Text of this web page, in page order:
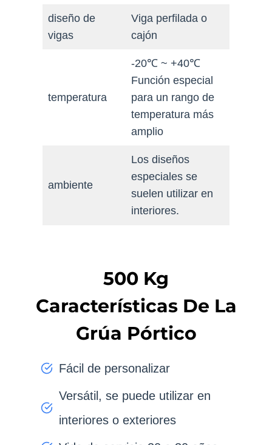
diseño de
vigas
Viga perfilada o
cajón
temperatura
-20℃ ~ +40℃
Función especial
para un rango de
temperatura más
amplio
ambiente
Los diseños
especiales se
suelen utilizar en
interiores.
500 Kg
Características De La
Grúa Pórtico
Fácil de personalizar
Versátil, se puede utilizar en
interiores o exteriores